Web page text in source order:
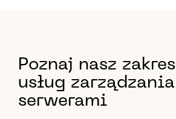
Poznaj nasz zakres
usług zarządzania
serwerami